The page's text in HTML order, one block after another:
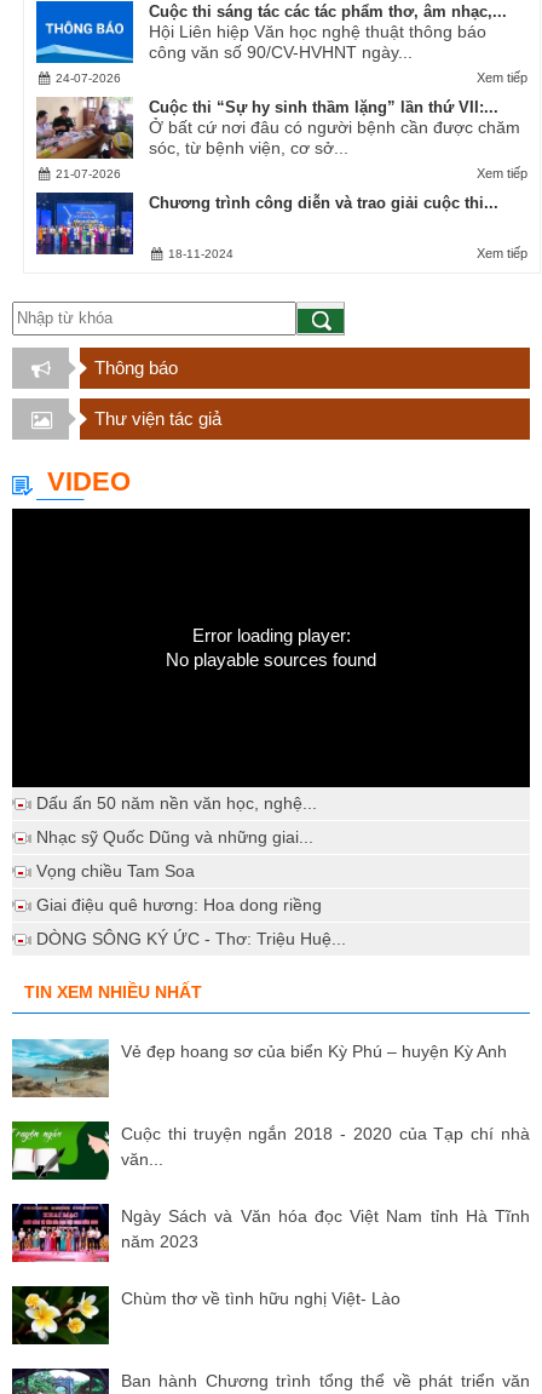
Cuộc thi sáng tác các tác phẩm thơ, âm nhạc,...
Hội Liên hiệp Văn học nghệ thuật thông báo
công văn số 90/CV-HVHNT ngày...
Xem tiếp
24-07-2026
Cuộc thi “Sự hy sinh thầm lặng” lần thứ VII:...
Ở bất cứ nơi đâu có người bệnh cần được chăm
sóc, từ bệnh viện, cơ sở...
Xem tiếp
21-07-2026
Chương trình công diễn và trao giải cuộc thi...
Xem tiếp
18-11-2024
Thông báo
Thư viện tác giả
VIDEO
Error loading player:
No playable sources found
Dấu ấn 50 năm nền văn học, nghệ...
Nhạc sỹ Quốc Dũng và những giai...
Vọng chiều Tam Soa
Giai điệu quê hương: Hoa dong riềng
DÒNG SÔNG KÝ ỨC - Thơ: Triệu Huệ...
TIN XEM NHIỀU NHẤT
Vẻ đẹp hoang sơ của biển Kỳ Phú – huyện Kỳ Anh
Cuộc thi truyện ngắn 2018 - 2020 của Tạp chí nhà
văn...
Ngày Sách và Văn hóa đọc Việt Nam tỉnh Hà Tĩnh
năm 2023
Chùm thơ về tình hữu nghị Việt- Lào
Ban hành Chương trình tổng thể về phát triển văn